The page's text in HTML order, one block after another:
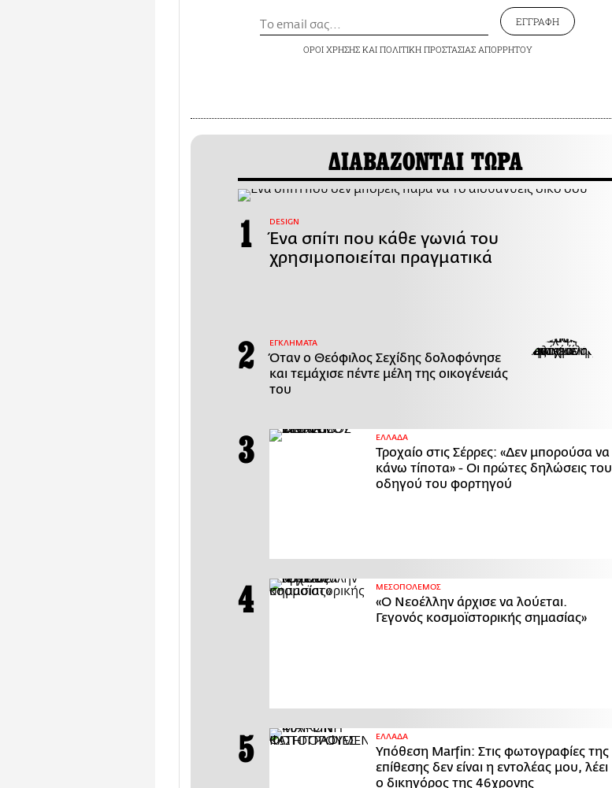
ΕΓΓΡΑΦΗ
ΟΡΟΙ ΧΡΗΣΗΣΚΑΙ ΠΟΛΙΤΙΚΗ ΠΡΟΣΤΑΣΙΑΣ ΑΠΟΡΡΗΤΟΥ
ΔΙΑΒΑΖΟΝΤΑΙ ΤΩΡΑ
DESIGN
Ένα σπίτι που κάθε γωνιά του
χρησιμοποιείται πραγματικά
ΕΓΚΛΗΜΑΤΑ
Όταν ο Θεόφιλος Σεχίδης δολοφόνησε
και τεμάχισε πέντε μέλη της οικογένειάς
του
ΕΛΛΑΔΑ
Τροχαίο στις Σέρρες: «Δεν μπορούσα να
κάνω τίποτα» - Οι πρώτες δηλώσεις του
οδηγού του φορτηγού
ΜΕΣΟΠΟΛΕΜΟΣ
«Ο Νεοέλλην άρχισε να λούεται.
Γεγονός κοσμοϊστορικής σημασίας»
ΕΛΛΑΔΑ
Υπόθεση Marfin: Στις φωτογραφίες της
επίθεσης δεν είναι η εντολέας μου, λέει
ο δικηγόρος της 46χρονης